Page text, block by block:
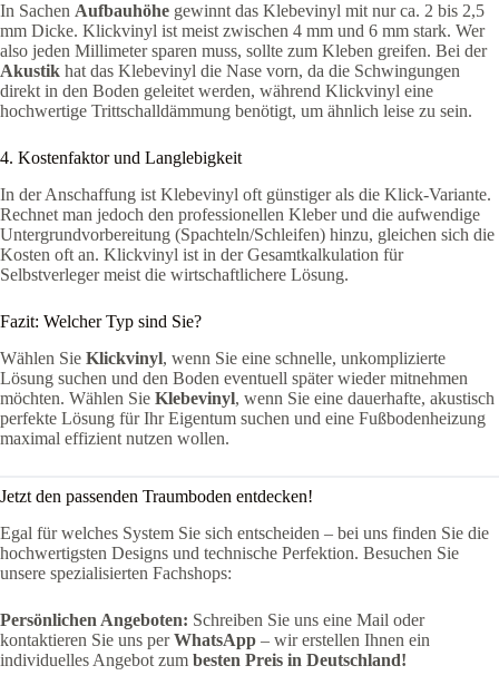
In Sachen Aufbauhöhe gewinnt das Klebevinyl mit nur ca. 2 bis 2,5
mm Dicke. Klickvinyl ist meist zwischen 4 mm und 6 mm stark. Wer
also jeden Millimeter sparen muss, sollte zum Kleben greifen. Bei der
Akustik hat das Klebevinyl die Nase vorn, da die Schwingungen
direkt in den Boden geleitet werden, während Klickvinyl eine
hochwertige Trittschalldämmung benötigt, um ähnlich leise zu sein.
4. Kostenfaktor und Langlebigkeit
In der Anschaffung ist Klebevinyl oft günstiger als die Klick-Variante.
Rechnet man jedoch den professionellen Kleber und die aufwendige
Untergrundvorbereitung (Spachteln/Schleifen) hinzu, gleichen sich die
Kosten oft an. Klickvinyl ist in der Gesamtkalkulation für
Selbstverleger meist die wirtschaftlichere Lösung.
Fazit: Welcher Typ sind Sie?
Wählen Sie Klickvinyl, wenn Sie eine schnelle, unkomplizierte
Lösung suchen und den Boden eventuell später wieder mitnehmen
möchten. Wählen Sie Klebevinyl, wenn Sie eine dauerhafte, akustisch
perfekte Lösung für Ihr Eigentum suchen und eine Fußbodenheizung
maximal effizient nutzen wollen.
Jetzt den passenden Traumboden entdecken!
Egal für welches System Sie sich entscheiden – bei uns finden Sie die
hochwertigsten Designs und technische Perfektion. Besuchen Sie
unsere spezialisierten Fachshops:
Persönlichen Angeboten: Schreiben Sie uns eine Mail oder
kontaktieren Sie uns perWhatsApp – wir erstellen Ihnen ein
individuelles Angebot zum besten Preis in Deutschland!